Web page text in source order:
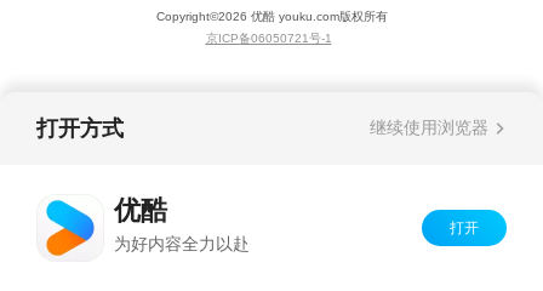
欢乐的音乐氛围，还能从歌曲中学习语言，培养
美感，启发益智，增长见识。
Copyright©2026 优酷 youku.com版权所有
京ICP备06050721号-1
打开方式 继续使用浏览器
优酷
为好内容全力以赴
打开